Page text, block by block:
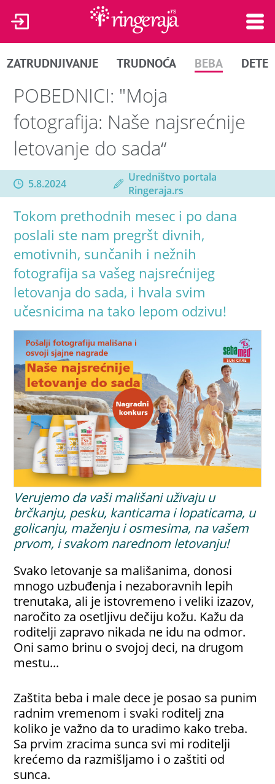
ZATRUDNJIVANJE TRUDNOĆA BEBA DETE
POBEDNICI: "Moja
fotografija: Naše najsrećnije
letovanje do sada“
5.8.2024
Uredništvo portala
Ringeraja.rs
Tokom prethodnih mesec i po dana
poslali ste nam pregršt divnih,
emotivnih, sunčanih i nežnih
fotografija sa vašeg najsrećnijeg
letovanja do sada, i hvala svim
učesnicima na tako lepom odzivu!
Verujemo da vaši mališani uživaju u
brčkanju, pesku, kanticama i lopaticama, u
golicanju, maženju i osmesima, na vašem
prvom, i svakom narednom letovanju!
Svako letovanje sa mališanima, donosi
mnogo uzbuđenja i nezaboravnih lepih
trenutaka, ali je istovremeno i veliki izazov,
naročito za osetljivu dečiju kožu. Kažu da
roditelji zapravo nikada ne idu na odmor.
Oni samo brinu o svojoj deci, na drugom
mestu...
Zaštita beba i male dece je posao sa punim
radnim vremenom i svaki roditelj zna
koliko je važno da to uradimo kako treba.
Sa prvim zracima sunca svi mi roditelji
krećemo da razmišljamo i o zaštiti od
sunca.